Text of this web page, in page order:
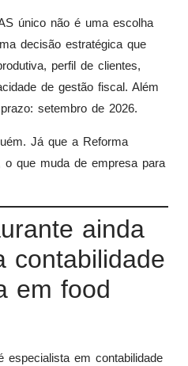
único não é uma escolha
decisão estratégica que
perfil de clientes,
de gestão fiscal. Além
setembro de 2026.
Já que a Reforma
o que muda de empresa para
ainda
contabilidade
em food
especialista em contabilidade